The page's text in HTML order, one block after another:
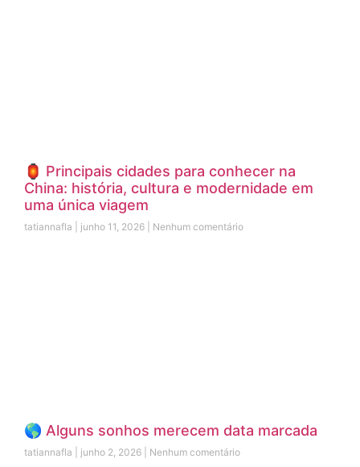
🏮 Principais cidades para conhecer na
China: história, cultura e modernidade em
uma única viagem
tatiannafla junho 11, 2026 Nenhum comentário
🌎 Alguns sonhos merecem data marcada
tatiannafla junho 2, 2026 Nenhum comentário